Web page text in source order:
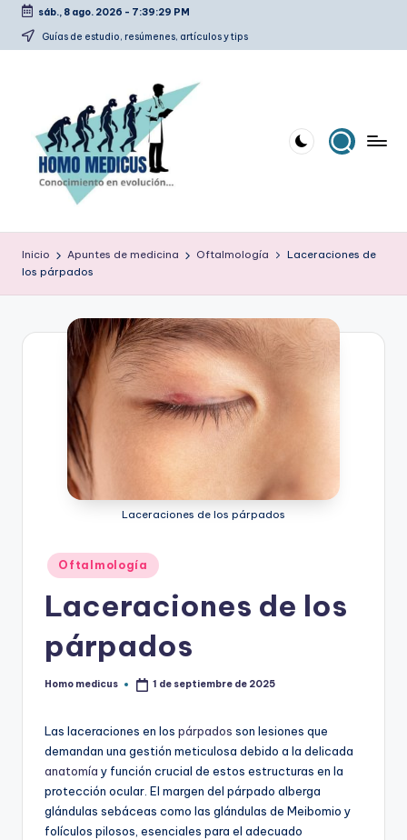
Saltar
sáb., 8 ago. 2026 - 7:39:30 PM
Guías de estudio, resúmenes, artículos y tips
o
m
estudio,
Inicio Apuntes de medicina Oftalmología
Laceraciones de
los párpados
Laceraciones de los párpados
Publicado
en
Oftalmología
Laceraciones de los
párpados
Publicado
Homo medicus 1 de septiembre de 2025
Las laceraciones en los párpados son lesiones que
demandan una gestión meticulosa debido a la delicada
anatomía y función crucial de estos estructuras en la
protección ocular. El margen del párpado alberga
glándulas sebáceas como las glándulas de Meibomio y
folículos pilosos, esenciales para el adecuado